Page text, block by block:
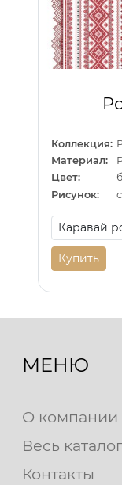
Коллекция:
Материал:
Цвет:
Рисунок:
Купить
МЕНЮ
О компании
Весь каталог
Контакты